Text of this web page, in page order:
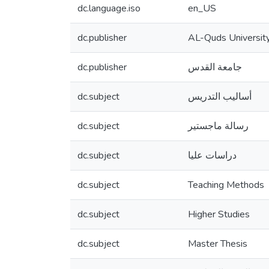
dc.language.iso en_US
dc.publisher AL-Quds
dc.publisher جامعة القدس
dc.subject أساليب التدريس
dc.subject رسالة ماجستير
dc.subject دراسات عليا
dc.subject Teaching Methods
dc.subject Higher Studies
dc.subject Master Thesis